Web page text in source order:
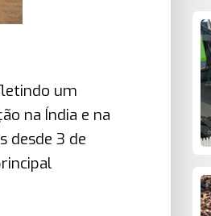
um
na Índia e na
desde 3 de